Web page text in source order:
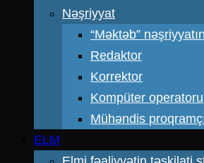
Nəşriyyat
“Məktəb”
Redaktor
Korrektor
Kompüter operatoru
Mühəndis
ELM